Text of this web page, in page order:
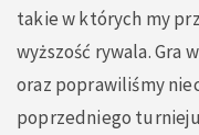
takie w których my
wyższość rywala. Gra
oraz poprawiliśmy
poprzedniego